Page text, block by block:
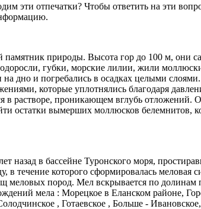
отпечатки? Чтобы ответить на эти
памятник природы. Высота гор до 100 м,
губки, морские лилии, жили
дно и погребались в осадках целыми
которые уплотнялись благодаря
растворе, проникающем вглубь отложений.
остатки вымерших моллюсков белемнитов,
назад в бассейне Туронского моря,
течение которого сформировалась
пород. Мел вскрывается по долинам
мела : Морецкое в Еланском районе,
, Готаевское , Больше -